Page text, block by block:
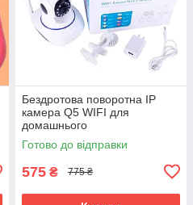
Бездротова поворотна IP
камера Q5 WIFI для
домашнього
відеоспостереження з
датчиком руху і нічним
Готово до відправки
575 ₴ 775 ₴